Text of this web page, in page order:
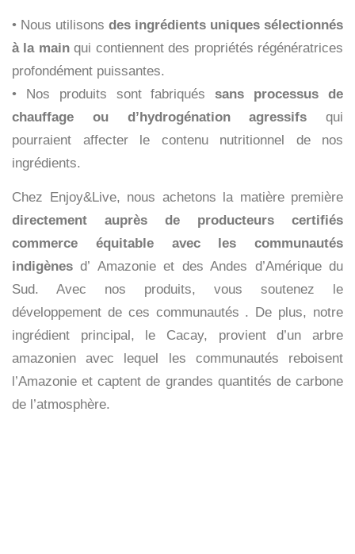
• Nous utilisons des ingrédients uniques sélectionnés
à la mainqui contiennent des propriétés régénératrices
profondément puissantes.
• Nos produits sont fabriquéssans processus de
chauffage ou d’hydrogénation agressifs qui
pourraient affecter le contenu nutritionnel de nos
ingrédients.
Chez Enjoy&Live, nous achetons la matière première
directement auprès de producteurs certifiés
commerce équitable avec les communautés
indigènes d’ Amazonie et des Andes d’Amérique du
Sud. Avec nos produits, vous soutenez le
développement de ces communautés . De plus, notre
ingrédient principal, le Cacay, provient d’un arbre
amazonien avec lequel les communautés reboisent
l’Amazonie et captent de grandes quantités de carbone
de l’atmosphère.